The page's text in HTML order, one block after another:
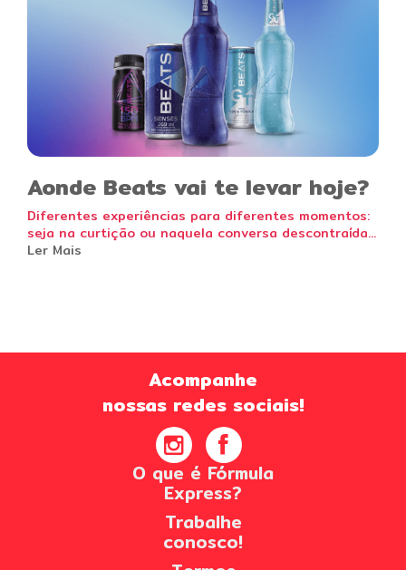
Aonde Beats vai te levar hoje?
Diferentes experiências para diferentes momentos:
seja na curtição ou naquela conversa descontraída...
Ler Mais
Acompanhe
nossas redes sociais!
O que é Fórmula
Express?
Trabalhe
conosco!